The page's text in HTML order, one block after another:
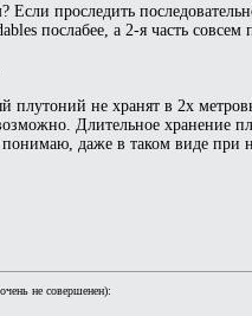
проследить
послабее, а 2-я часть совсем
не хранят в 2х
Длительное хранение
даже в таком виде при
не совершенен):